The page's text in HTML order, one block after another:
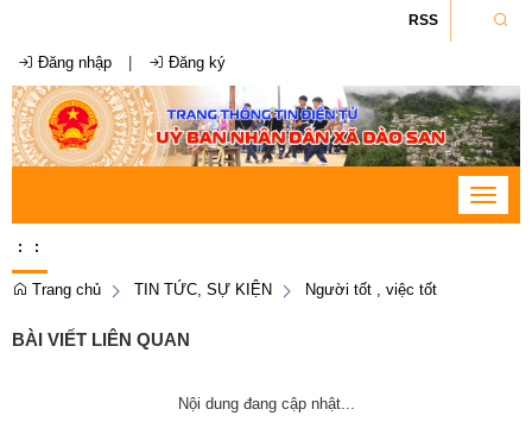
RSS
Đăng nhập Đăng ký
Toggle
: :
Trang chủ TIN TỨC, SỰ KIỆN Người tốt , việc tốt
BÀI VIẾT LIÊN QUAN
Nội dung đang cập nhật...